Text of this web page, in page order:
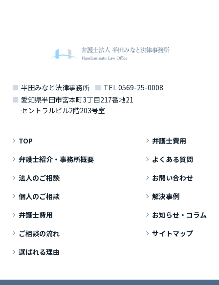
半田みなと法律事務所 TEL 0569-25-0008
愛知県半田市宮本町3丁目217番地21
セントラルビル2階203号室
TOP
弁護士紹介・事務所概要
法人のご相談
個人のご相談
弁護士費用
ご相談の流れ
選ばれる理由
弁護士費用
よくある質問
お問い合わせ
解決事例
お知らせ・コラム
サイトマップ